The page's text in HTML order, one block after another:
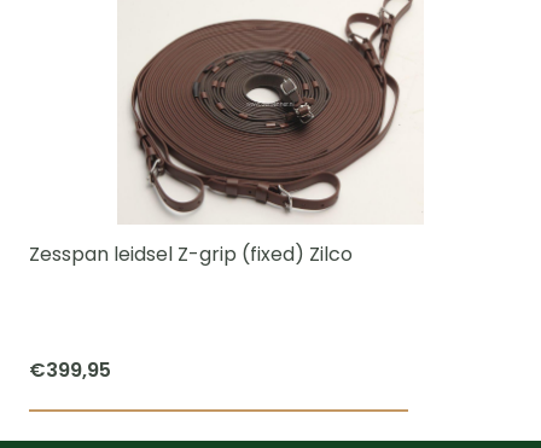
Zesspan leidsel Z-grip (fixed) Zilco
€399,95